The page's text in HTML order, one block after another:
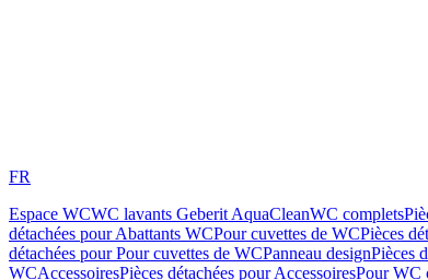
FR
Espace WCWC lavants Geberit AquaCleanWC complets
détachées pour Abattants WCPour cuvettes de WCPièces
détachées pour Pour cuvettes de WCPanneau designPièces
WCAccessoiresPièces détachées pour AccessoiresPour WC